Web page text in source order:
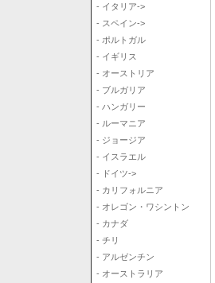
- イタリア->
- スペイン->
- ポルトガル
- イギリス
- オーストリア
- ブルガリア
- ハンガリー
- ルーマニア
- ジョージア
- イスラエル
- ドイツ->
- カリフォルニア
- オレゴン・ワシントン
- カナダ
- チリ
- アルゼンチン
- オーストラリア